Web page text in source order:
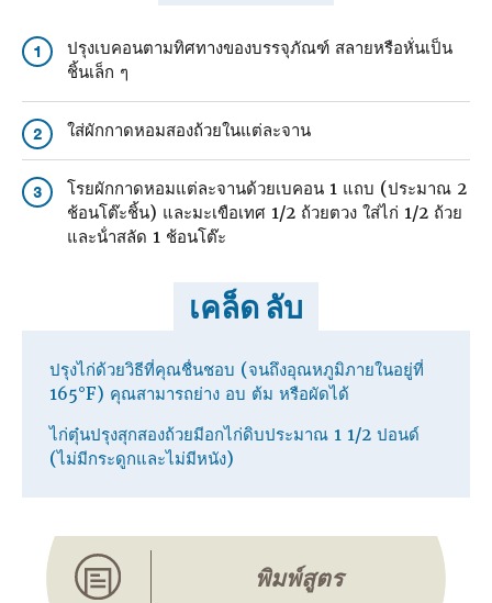
1
ปรุงเบคอนตามทิศทางของบรรจุภัณฑ์ สลายหรือหั่นเป็น
ชิ้นเล็ก ๆ
2 ใส่ผักกาดหอมสองถ้วยในแต่ละจาน
3
โรยผักกาดหอมแต่ละจานด้วยเบคอน 1 แถบ (ประมาณ 2
ช้อนโต๊ะชิ้น) และมะเขือเทศ 1/2 ถ้วยตวง ใส่ไก่ 1/2 ถ้วย
และน้ําสลัด 1 ช้อนโต๊ะ
เคล็ด ลับ
ปรุงไก่ด้วยวิธีที่คุณชื่นชอบ (จนถึงอุณหภูมิภายในอยู่ที่
165°F) คุณสามารถย่าง อบ ต้ม หรือผัดได้
ไก่ตุ๋นปรุงสุกสองถ้วยมีอกไก่ดิบประมาณ 1 1/2 ปอนด์
(ไม่มีกระดูกและไม่มีหนัง)
พิมพ์สูตร